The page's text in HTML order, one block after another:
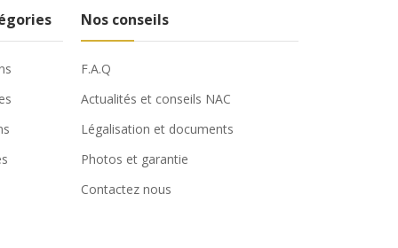
Nos conseils
F.A.Q
Actualités et conseils NAC
Légalisation et documents
Photos et garantie
Contactez nous